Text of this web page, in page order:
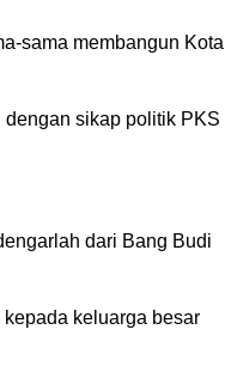
sama membangun Kota
sikap politik PKS
dari Bang Budi
keluarga besar